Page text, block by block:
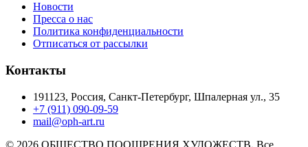
Новости
Пресса о нас
Политика конфиденциальности
Отписаться от рассылки
Контакты
191123, Россия, Санкт-Петербург, Шпалерная ул., 35
+7 (911) 090-09-59
mail@oph-art.ru
© 2026 ОБЩЕСТВО ПООЩРЕНИЯ ХУДОЖЕСТВ. Все